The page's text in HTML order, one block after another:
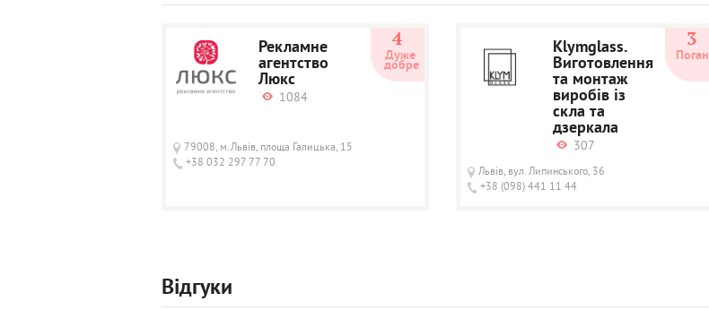
Рекламне
агентство
Люкс
1084
79008, м.Львів, площа Галицька, 15
+38 032 297 77 70
4
Дуже
добре
Klymglass.
Виготовлення
та монтаж
виробів із
скла та
дзеркала
307
Львів, вул. Липинського, 36
+38 (098) 441 11 44
3
Відгуки